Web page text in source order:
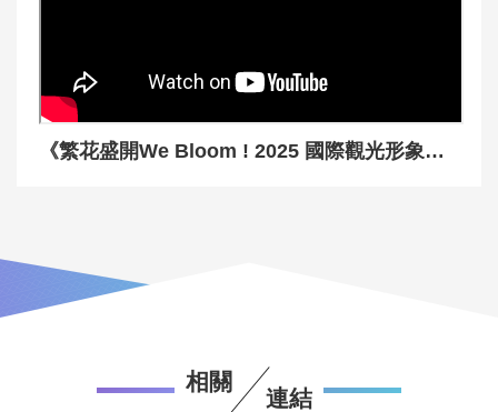
《繁花盛開We Bloom ! 2025 國際觀光形象影片系列》🌿 共生篇｜開放且自由的氣質，包容多元與再生的可能
相關
連結